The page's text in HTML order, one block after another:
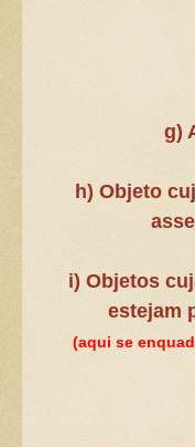
g)
h) Objeto
i) Objetos
estejam
(aqui se